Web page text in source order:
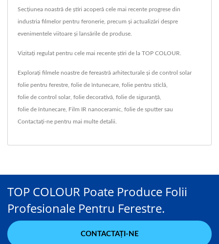
Secțiunea noastră de știri acoperă cele mai recente progrese din
industria filmelor pentru feronerie, precum și actualizări despre
evenimentele viitoare și lansările de produse.
Vizitați regulat pentru cele mai recente știri de la TOP COLOUR.
Explorați filmele noastre de fereastră arhitecturale și de control solar
folie pentru ferestre, folie de întunecare, folie pentru sticlă,
folie de control solar, folie decorativă, folie de siguranță,
folie de întunecare, Film IR nanoceramic, folie de sputtersau
Contactați-ne pentru mai multe detalii.
TOP COLOUR Poate Produce Folii
Profesionale Pentru Ferestre.
CONTACTAȚI-NE